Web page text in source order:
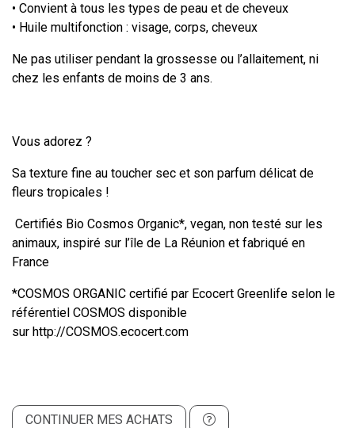
• Convient à tous les types de peau et de cheveux
• Huile multifonction : visage, corps, cheveux
Ne pas utiliser pendant la grossesse ou l’allaitement, ni
chez les enfants de moins de 3 ans.
Vous adorez ?
Sa texture fine au toucher sec et son parfum délicat de
fleurs tropicales !
Certifiés Bio Cosmos Organic*, vegan, non testé sur les
animaux, inspiré sur l’île de La Réunion et fabriqué en
France
*COSMOS ORGANIC certifié par Ecocert Greenlife selon le
référentiel COSMOS disponible
sur http://COSMOS.ecocert.com
CONTINUER MES ACHATS